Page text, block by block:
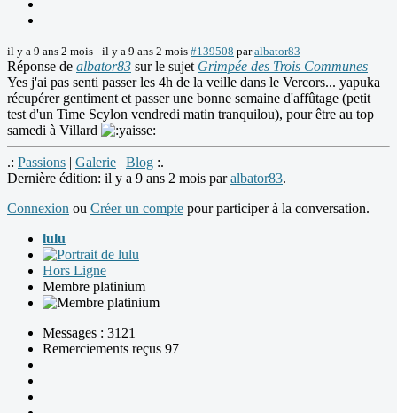
il y a 9 ans 2 mois - il y a 9 ans 2 mois #139508 paralbator83
Réponse de albator83 sur le sujet Grimpée des Trois Communes
Yes j'ai pas senti passer les 4h de la veille dans le Vercors... yapuka
récupérer gentiment et passer une bonne semaine d'affûtage (petit
test d'un Time Scylon vendredi matin tranquilou), pour être au top
samedi à Villard
.: Passions | Galerie | Blog :.
Dernière édition: il y a 9 ans 2 mois paralbator83.
Connexion ou Créer un compte pour participer à la conversation.
lulu
Hors Ligne
Membre platinium
Messages : 3121
Remerciements reçus 97